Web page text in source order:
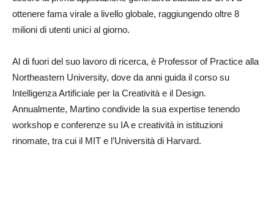
ottenere fama virale a livello globale, raggiungendo oltre 8
milioni di utenti unici al giorno.
Al di fuori del suo lavoro di ricerca, è Professor of Practice alla
Northeastern University, dove da anni guida il corso su
Intelligenza Artificiale per la Creatività e il Design.
Annualmente, Martino condivide la sua expertise tenendo
workshop e conferenze su IA e creatività in istituzioni
rinomate, tra cui il MIT e l’Università di Harvard.